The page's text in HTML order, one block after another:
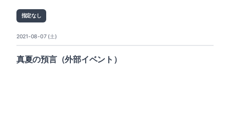
指定なし
2021-08-07 (土)
真夏の預言（外部イベント）